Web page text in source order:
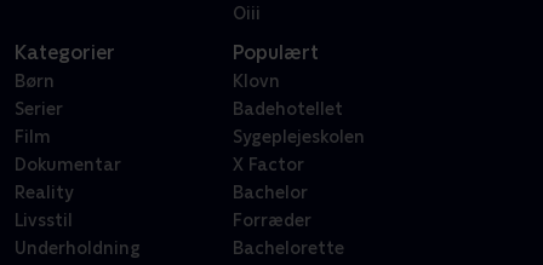
Oiii
Kategorier
Børn
Serier
Film
Dokumentar
Reality
Livsstil
Underholdning
Populært
Klovn
Badehotellet
Sygeplejeskolen
X Factor
Bachelor
Forræder
Bachelorette